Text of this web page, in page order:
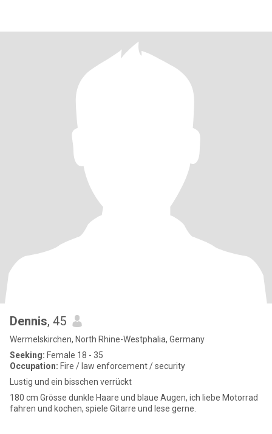
Dennis, 45
Wermelskirchen, North Rhine-Westphalia, Germany
Seeking: Female 18 - 35
Occupation: Fire / law enforcement / security
Lustig und ein bisschen verrückt
180 cm Grösse dunkle Haare und blaue Augen, ich liebe Motorrad
fahren und kochen, spiele Gitarre und lese gerne.